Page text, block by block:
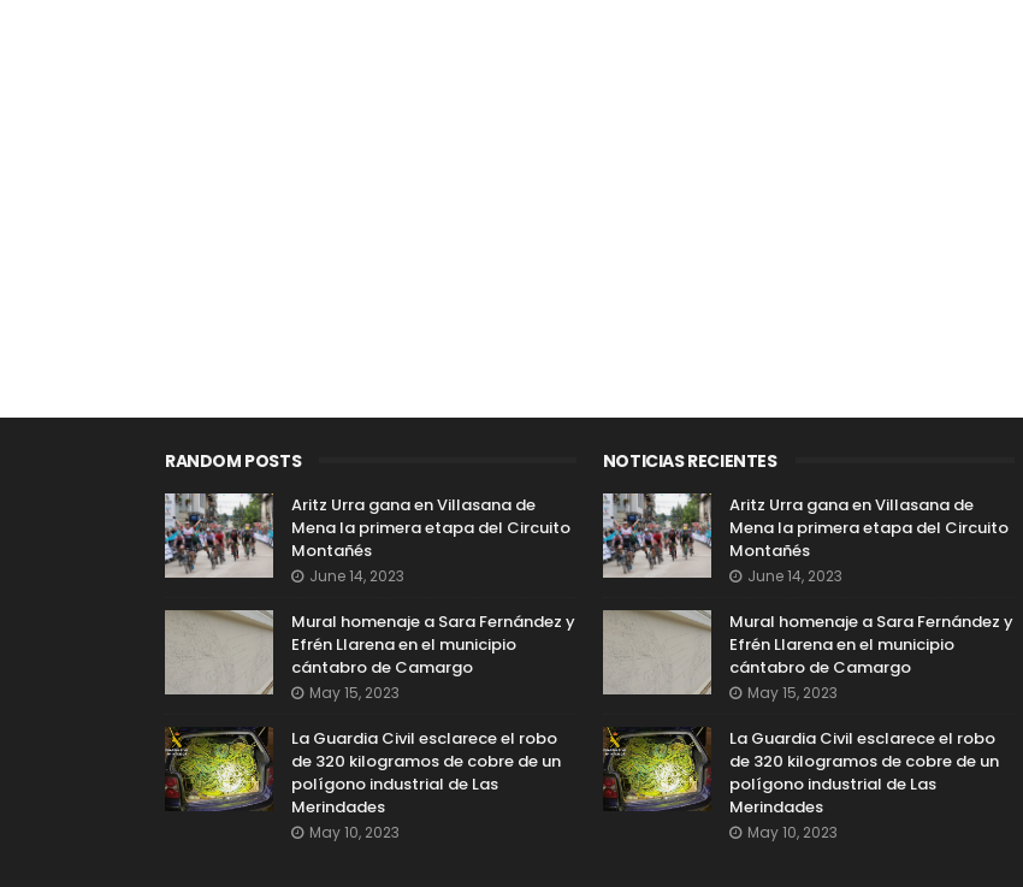
RANDOM POSTS
Aritz Urra gana en Villasana de
Mena la primera etapa del Circuito
Montañés
June 14, 2023
Mural homenaje a Sara Fernández y
Efrén Llarena en el municipio
cántabro de Camargo
May 15, 2023
La Guardia Civil esclarece el robo
de 320 kilogramos de cobre de un
polígono industrial de Las
Merindades
May 10, 2023
NOTICIAS RECIENTES
Aritz Urra gana en Villasana de
Mena la primera etapa del Circuito
Montañés
June 14, 2023
Mural homenaje a Sara Fernández y
Efrén Llarena en el municipio
cántabro de Camargo
May 15, 2023
La Guardia Civil esclarece el robo
de 320 kilogramos de cobre de un
polígono industrial de Las
Merindades
May 10, 2023